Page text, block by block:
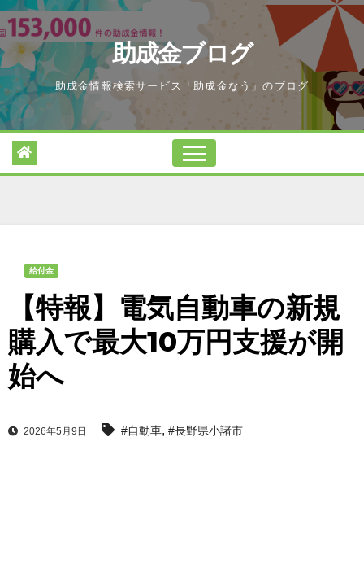
Skip
to
content
助成金ブログ
助成金情報検索サービス「助成金なう」のブログ
給付金
【特報】電気自動車の新規
購入で最大10万円支援が開
始へ
2026年5月9日 #自動車, #長野県小諸市